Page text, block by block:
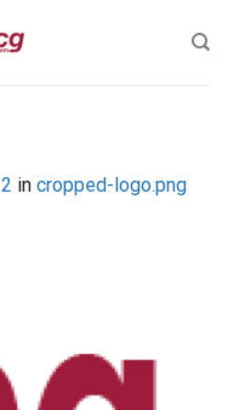
in cropped-logo.png